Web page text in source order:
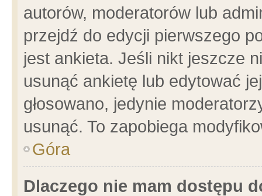
autorów, moderatorów lub
przejdź do edycji pierwszego
jest ankieta. Jeśli nikt jeszcze
usunąć ankietę lub edytować
głosowano, jedynie
usunąć. To zapobiega
Góra
Dlaczego nie mam dostępu